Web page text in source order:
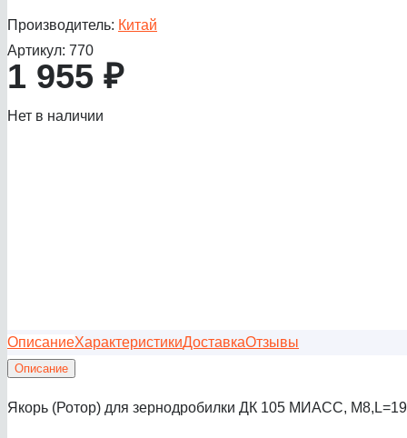
Производитель: Китай
Артикул: 770
1 955 ₽
Нет в наличии
ОписаниеХарактеристикиДоставкаОтзывы
Описание
Якорь (Ротор) для зернодробилки ДК 105 МИАСС,